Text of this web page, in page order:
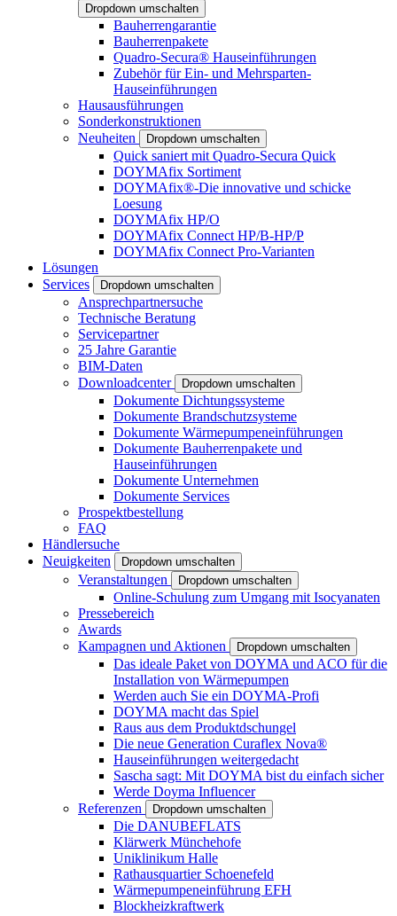
Dropdown umschalten
Bauherrengarantie
Bauherrenpakete
Quadro-Secura® Hauseinführungen
Zubehör für Ein- und Mehrsparten-
Hauseinführungen
Hausausführungen
Sonderkonstruktionen
Neuheiten
Dropdown umschalten
Quick saniert mit Quadro-Secura Quick
DOYMAfix Sortiment
DOYMAfix®-Die innovative und schicke
Loesung
DOYMAfix HP/O
DOYMAfix Connect HP/B-HP/P
DOYMAfix Connect Pro-Varianten
Lösungen
Services
Dropdown umschalten
Ansprechpartnersuche
Technische Beratung
Servicepartner
25 Jahre Garantie
BIM-Daten
Downloadcenter
Dropdown umschalten
Dokumente Dichtungssysteme
Dokumente Brandschutzsysteme
Dokumente Wärmepumpeneinführungen
Dokumente Bauherrenpakete und
Hauseinführungen
Dokumente Unternehmen
Dokumente Services
Prospektbestellung
FAQ
Händlersuche
Neuigkeiten
Dropdown umschalten
Veranstaltungen Dropdown umschalten
Online-Schulung zum Umgang mit Isocyanaten
Pressebereich
Awards
Kampagnen und Aktionen
Dropdown umschalten
Das ideale Paket von DOYMA und ACO für die
Installation von Wärmepumpen
Werden auch Sie ein DOYMA-Profi
DOYMA macht das Spiel
Raus aus dem Produktdschungel
Die neue Generation Curaflex Nova®
Hauseinführungen weitergedacht
Sascha sagt: Mit DOYMA bist du einfach sicher
Werde Doyma Influencer
Referenzen
Dropdown umschalten
Die DANUBEFLATS
Klärwerk Münchehofe
Uniklinikum Halle
Rathausquartier Schoenefeld
Wärmepumpeneinführung EFH
Blockheizkraftwerk